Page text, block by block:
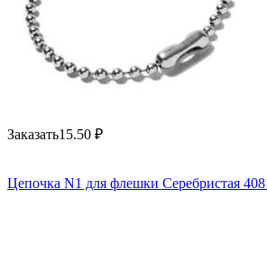
Заказать15.50 ₽
Цепочка N1 для флешки Серебристая